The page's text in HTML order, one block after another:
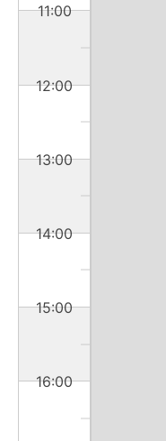
11:00
12:00
13:00
14:00
15:00
16:00